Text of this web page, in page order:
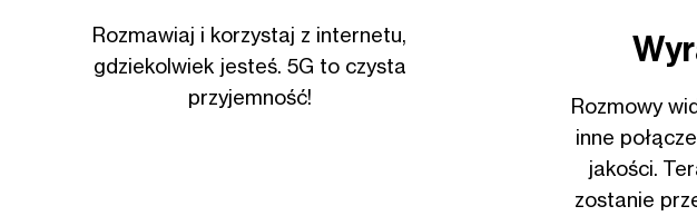
Rozmawiaj i korzystaj z internetu,
gdziekolwiek jesteś. 5G to czysta
przyjemność!
Rozmowy
inne
jakości.
zostanie